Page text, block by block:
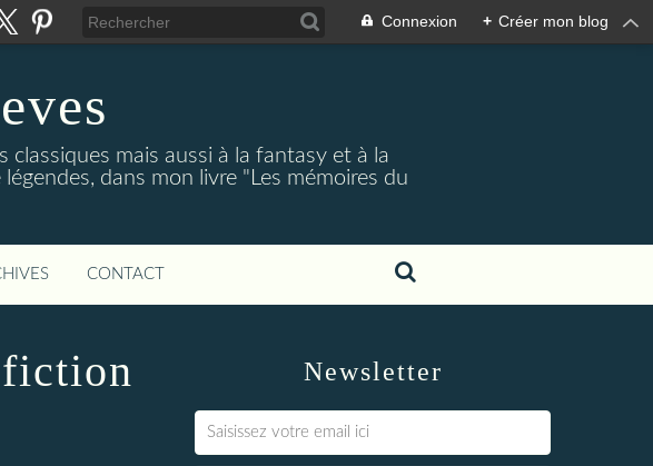
Connexion + Créer mon blog
classiques mais aussi à la fantasy et à la
dans mon livre "Les mémoires du
CONTACT
Newsletter